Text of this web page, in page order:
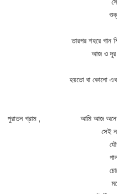
শুক্লা -দ্বাদশীর দিন
সবার মন জয় করে
তারপর শহরে গান শিখতে
আজ ও দূর হতে কোনো
উড়তে দেখলে তার
হয়তো বা কোনো এক বসন্তের
পুরাতন গ্রাম , আমি আজ অনেক
সেই নবীন কিশোর
যৌবনে অবতীর্ণ
গাল ভর্তি দাড়ি ,
চোখে
মনে হয়না তুমি তাকে